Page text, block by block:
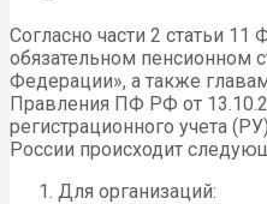
Согласно части 2 статьи
обязательном пенсионном
Федерации», а также
Правления ПФ РФ от
регистрационного учета
России происходит
Для организаций: